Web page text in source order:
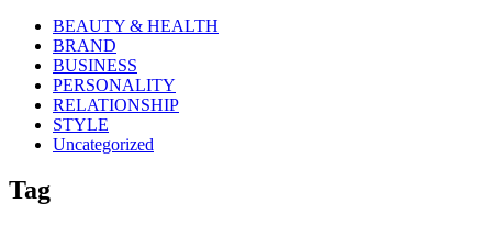
BEAUTY & HEALTH
BRAND
BUSINESS
PERSONALITY
RELATIONSHIP
STYLE
Uncategorized
Tag